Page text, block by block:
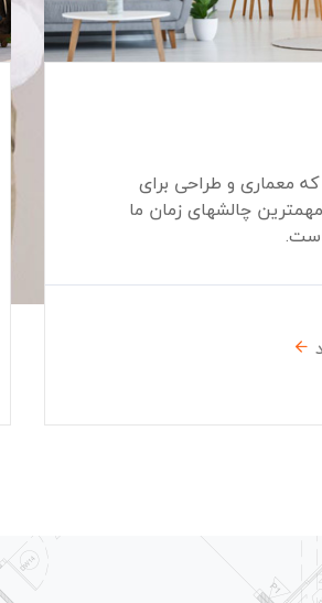
ما معتقدیم که معماری و طراحی برای
رسیدگی به مهمترین چالشهای زمان ما
بسیار مهم است.
بیشتر بدانید